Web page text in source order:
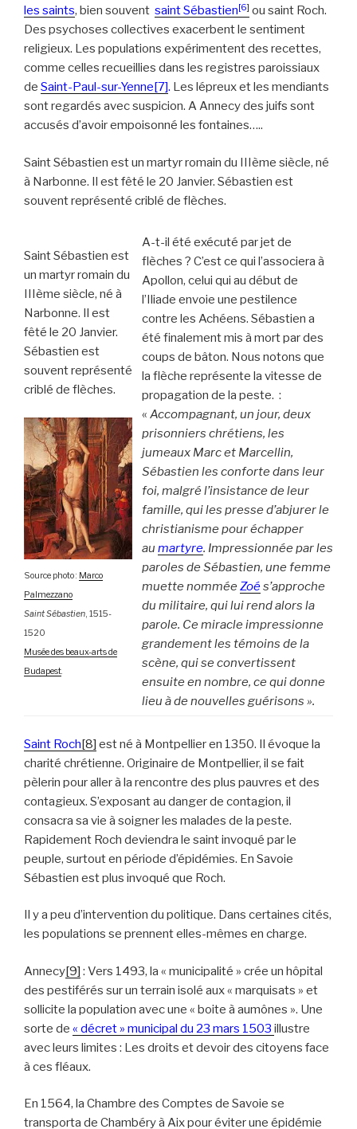
les saints, bien souvent saint Sébastien[6] ou saint Roch.
Des psychoses collectives exacerbent le sentiment
religieux. Les populations expérimentent des recettes,
comme celles recueillies dans les registres paroissiaux
de Saint-Paul-sur-Yenne[7]. Les lépreux et les mendiants
sont regardés avec suspicion. A Annecy des juifs sont
accusés d’avoir empoisonné les fontaines…..
Saint Sébastien est un martyr romain du IIIème siècle, né
à Narbonne. Il est fêté le 20 Janvier. Sébastien est
souvent représenté criblé de flèches.
Saint Sébastien est
un martyr romain du
IIIème siècle, né à
Narbonne. Il est
fêté le 20 Janvier.
Sébastien est
souvent représenté
criblé de flèches.
Source photo : Marco
Palmezzano
Saint Sébastien, 1515-
1520
Musée des beaux-arts de
Budapest.
A-t-il été exécuté par jet de
flèches ? C’est ce qui l’associera à
Apollon, celui qui au début de
l’Iliade envoie une pestilence
contre les Achéens. Sébastien a
été finalement mis à mort par des
coups de bâton. Nous notons que
la flèche représente la vitesse de
propagation de la peste. :
« Accompagnant, un jour, deux
prisonniers chrétiens, les
jumeaux Marc et Marcellin,
Sébastien les conforte dans leur
foi, malgré l’insistance de leur
famille, qui les presse d’abjurer le
christianisme pour échapper
au martyre. Impressionnée par les
paroles de Sébastien, une femme
muette nommée Zoés’approche
du militaire, qui lui rend alors la
parole. Ce miracle impressionne
grandement les témoins de la
scène, qui se convertissent
ensuite en nombre, ce qui donne
lieu à de nouvelles guérisons ».
Saint Roch[8] est né à Montpellier en 1350. Il évoque la
charité chrétienne. Originaire de Montpellier, il se fait
pèlerin pour aller à la rencontre des plus pauvres et des
contagieux. S’exposant au danger de contagion, il
consacra sa vie à soigner les malades de la peste.
Rapidement Roch deviendra le saint invoqué par le
peuple, surtout en période d’épidémies. En Savoie
Sébastien est plus invoqué que Roch.
Il y a peu d’intervention du politique. Dans certaines cités,
les populations se prennent elles-mêmes en charge.
Annecy[9] : Vers 1493, la « municipalité » crée un hôpital
des pestiférés sur un terrain isolé aux « marquisats » et
sollicite la population avec une « boite à aumônes ». Une
sorte de « décret » municipal du 23 mars 1503 illustre
avec leurs limites : Les droits et devoir des citoyens face
à ces fléaux.
En 1564, la Chambre des Comptes de Savoie se
transporta de Chambéry à Aix pour éviter une épidémie